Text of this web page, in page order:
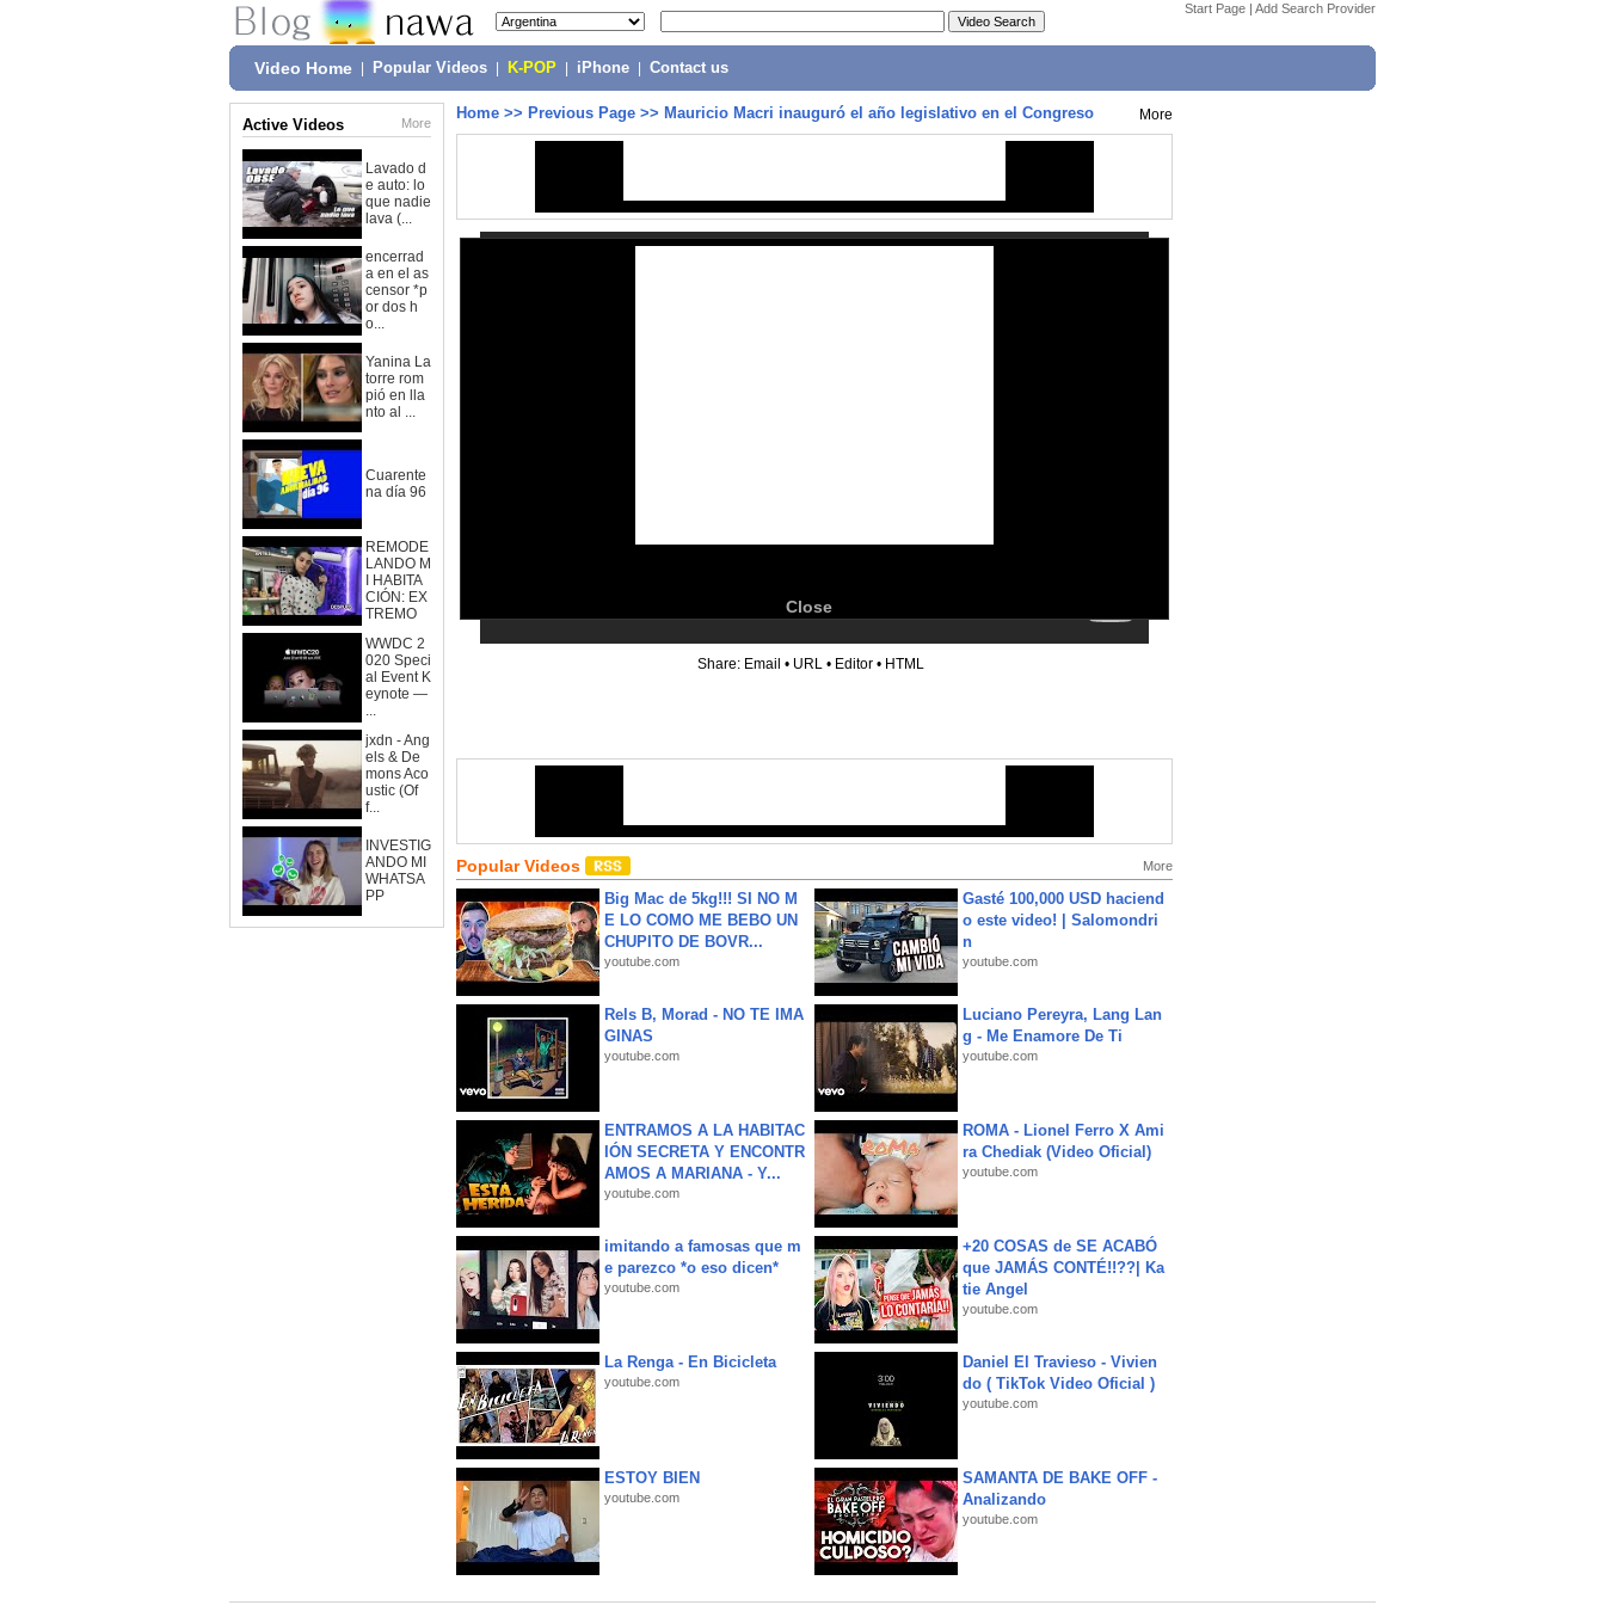
Start Page | Add Search Provider
Video Home Popular Videos K-POP iPhone Contact us
Active Videos More
Lavado d
e auto: lo
que nadie
lava (...
encerrad
a en el as
censor *p
or dos h
o...
Yanina La
torre rom
pió en lla
nto al ...
Cuarente
na día 96
REMODE
LANDO M
I HABITA
CIÓN: EX
TREMO
WWDC 2
020 Speci
al Event K
eynote —
...
jxdn - Ang
els & De
mons Aco
ustic (Of
f...
INVESTIG
ANDO MI
WHATSA
PP
Home >> Previous Page >> Mauricio Macri inauguró el año legislativo en el Congreso More
Close
Share: Email • URL • Editor • HTML
Popular Videos More
Big Mac de 5kg!!! SI NO M
E LO COMO ME BEBO UN
CHUPITO DE BOVR...
youtube.com
Gasté 100,000 USD haciend
o este video! | Salomondri
n
youtube.com
Rels B, Morad - NO TE IMA
GINAS
youtube.com
Luciano Pereyra, Lang Lan
g - Me Enamore De Ti
youtube.com
ENTRAMOS A LA HABITAC
IÓN SECRETA Y ENCONTR
AMOS A MARIANA - Y...
youtube.com
ROMA - Lionel Ferro X Ami
ra Chediak (Video Oficial)
youtube.com
imitando a famosas que m
e parezco *o eso dicen*
youtube.com
+20 COSAS de SE ACABÓ
que JAMÁS CONTÉ!!??| Ka
tie Angel
youtube.com
La Renga - En Bicicleta
youtube.com
Daniel El Travieso - Vivien
do ( TikTok Video Oficial )
youtube.com
ESTOY BIEN
youtube.com
SAMANTA DE BAKE OFF -
Analizando
youtube.com